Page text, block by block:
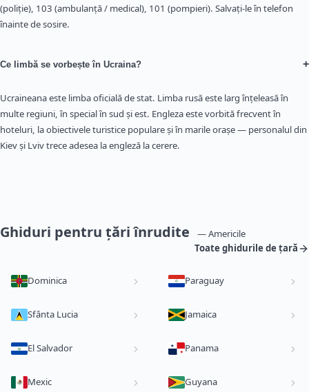
(poliție), 103 (ambulanță / medical), 101 (pompieri). Salvați-le în telefon
înainte de sosire.
Ce limbă se vorbește în Ucraina? +
Ucraineana este limba oficială de stat. Limba rusă este larg înțeleasă în
multe regiuni, în special în sud și est. Engleza este vorbită frecvent în
hoteluri, la obiectivele turistice populare și în marile orașe — personalul din
Kiev și Lviv trece adesea la engleză la cerere.
Ghiduri pentru țări înrudite
— Americile
Toate ghidurile de țară
Dominica Paraguay
Sfânta Lucia Jamaica
El Salvador Panama
Mexic Guyana